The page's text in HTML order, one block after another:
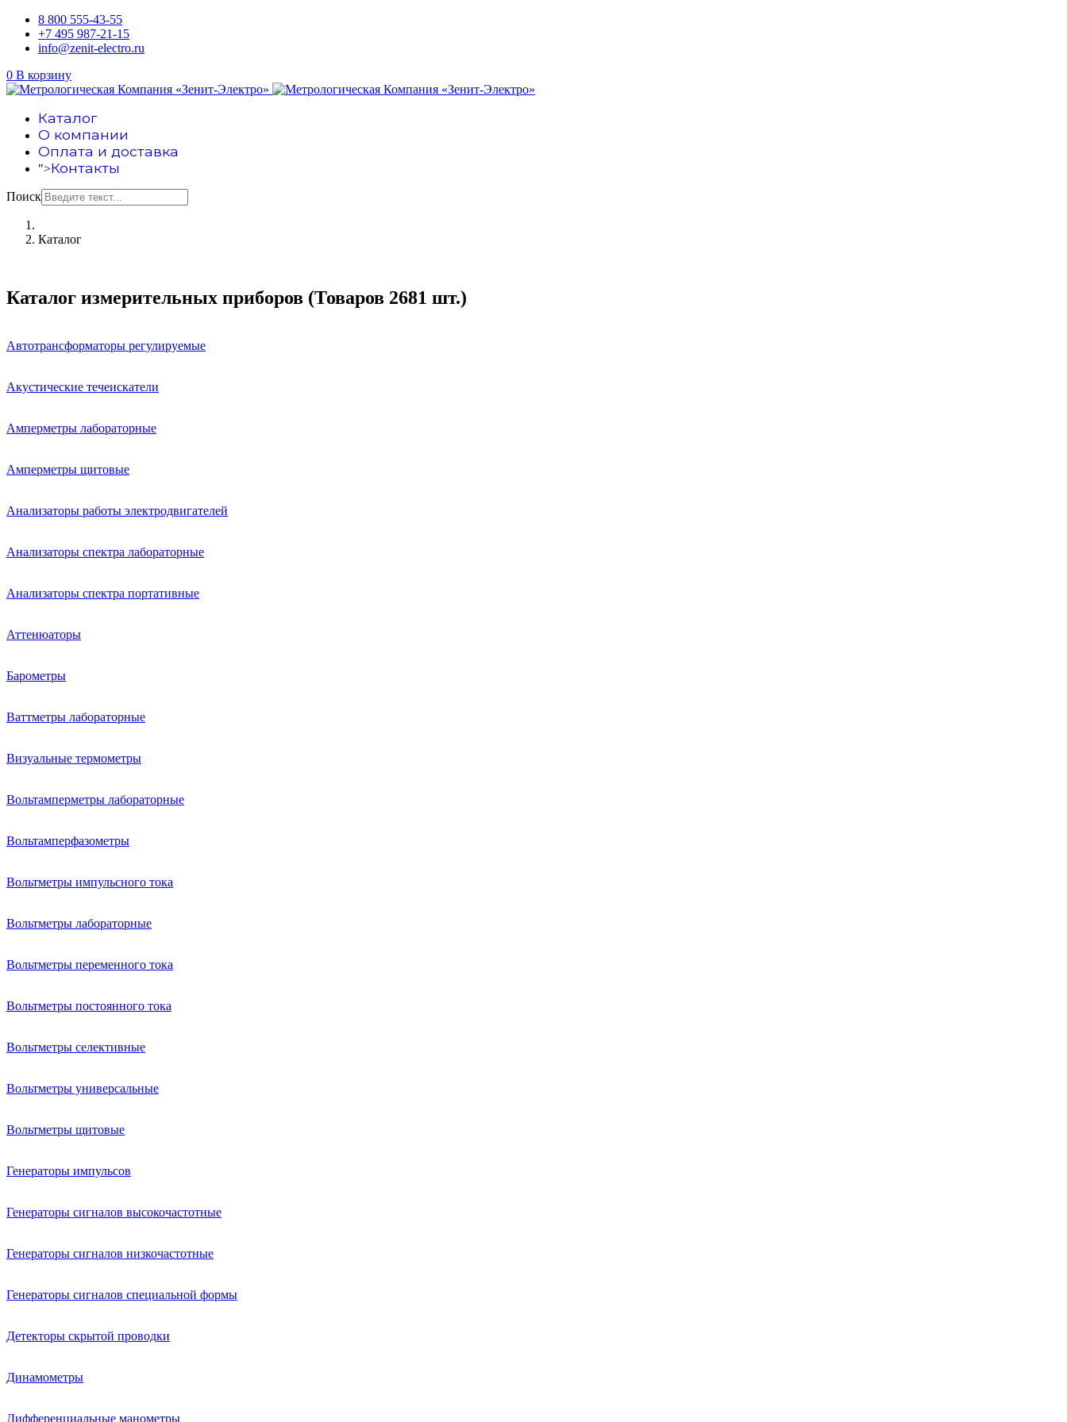
8 800 555-43-55
+7 495 987-21-15
info@zenit-electro.ru
0 В корзину
Каталог
О компании
Оплата и доставка
">Контакты
Поиск
Каталог
Каталог измерительных приборов (Товаров 2681 шт.)
Автотрансформаторы регулируемые
Акустические течеискатели
Амперметры лабораторные
Амперметры щитовые
Анализаторы работы электродвигателей
Анализаторы спектра лабораторные
Анализаторы спектра портативные
Аттенюаторы
Барометры
Ваттметры лабораторные
Визуальные термометры
Вольтамперметры лабораторные
Вольтамперфазометры
Вольтметры импульсного тока
Вольтметры лабораторные
Вольтметры переменного тока
Вольтметры постоянного тока
Вольтметры селективные
Вольтметры универсальные
Вольтметры щитовые
Генераторы импульсов
Генераторы сигналов высокочастотные
Генераторы сигналов низкочастотные
Генераторы сигналов специальной формы
Детекторы скрытой проводки
Динамометры
Дифференциальные манометры